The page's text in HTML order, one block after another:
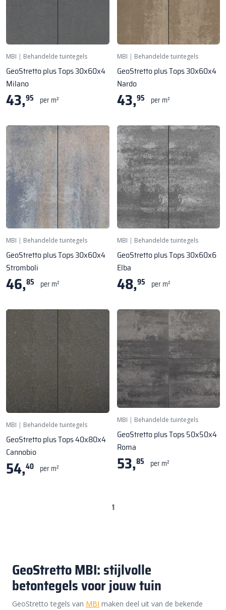
MBI | Behandelde tuintegels
GeoStretto plus Tops 30x60x4
Milano
43,95 per m²
MBI | Behandelde tuintegels
GeoStretto plus Tops 30x60x4
Nardo
43,95 per m²
MBI | Behandelde tuintegels
GeoStretto plus Tops 30x60x4
Stromboli
46,85 per m²
MBI | Behandelde tuintegels
GeoStretto plus Tops 30x60x6
Elba
48,95 per m²
MBI | Behandelde tuintegels
GeoStretto plus Tops 40x80x4
Cannobio
54,40 per m²
MBI | Behandelde tuintegels
GeoStretto plus Tops 50x50x4
Roma
53,85 per m²
1
GeoStretto MBI: stijlvolle
betontegels voor jouw tuin
GeoStretto tegels van MBI maken deel uit van de bekende